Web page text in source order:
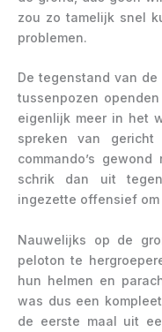
zou zo tamelijk snel
problemen.
De tegenstand van de
tussenpozen
eigenlijk meer in het
spreken van
commando’s
schrik dan uit
ingezette offensief
Nauwelijks op de
peloton te
hun helmen en
was dus een
de eerste maal uit